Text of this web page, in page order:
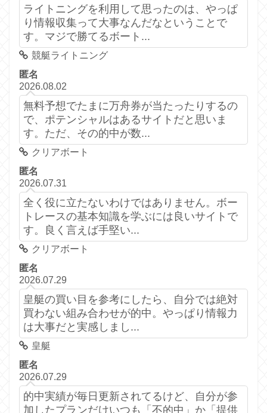
ライトニングを利用して思ったのは、やっぱ
り情報収集って大事なんだなということで
す。マジで勝てるボート...
競艇ライトニング
匿名
2026.08.02
無料予想でたまに万舟券が当たったりするの
で、ポテンシャルはあるサイトだと思いま
す。ただ、その的中が数...
クリアボート
匿名
2026.07.31
全く役に立たないわけではありません。ボー
トレースの基本知識を学ぶには良いサイトで
す。良く言えば手堅い...
クリアボート
匿名
2026.07.29
皇艇の買い目を参考にしたら、自分では絶対
買わない組み合わせが的中。やっぱり情報力
は大事だと実感しまし...
皇艇
匿名
2026.07.29
的中実績が毎日更新されてるけど、自分が参
加したプランだけいつも「不的中」か「提供